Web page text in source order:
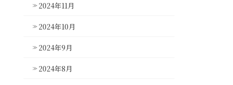
2024年11月
2024年10月
2024年9月
2024年8月